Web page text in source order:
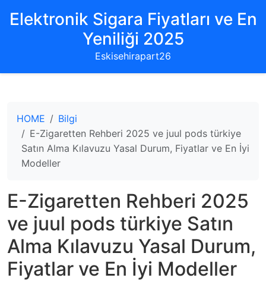
Elektronik Sigara Fiyatları ve En
Yeniliği 2025
Eskisehirapart26
HOME
Bilgi
E-Zigaretten Rehberi 2025 ve juul pods türkiye
Satın Alma Kılavuzu Yasal Durum, Fiyatlar ve En İyi
Modeller
E-Zigaretten Rehberi 2025
ve juul pods türkiye Satın
Alma Kılavuzu Yasal Durum,
Fiyatlar ve En İyi Modeller